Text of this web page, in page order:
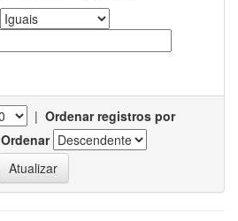
| Ordenar registros por
Ordenar